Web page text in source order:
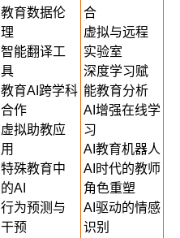
教育数据伦
理
智能翻译工
具
教育AI跨学科
合作
虚拟助教应
用
特殊教育中
的AI
行为预测与
干预
合
虚拟与远程
实验室
深度学习赋
能教育分析
AI增强在线学
习
AI教育机器人
AI时代的教师
角色重塑
AI驱动的情感
识别